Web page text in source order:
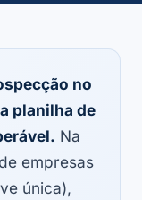
no
planilha de
Na
empresas
única),